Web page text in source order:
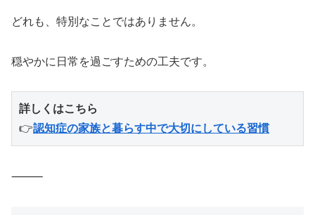
どれも、特別なことではありません。
穏やかに日常を過ごすための工夫です。
詳しくはこちら
👉認知症の家族と暮らす中で大切にしている習慣
⸻